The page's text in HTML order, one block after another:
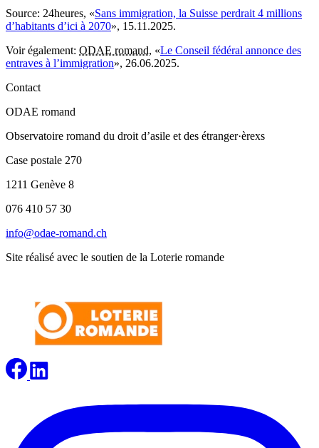
Source: 24heures, «Sans immigration, la Suisse perdrait 4 millions
d’habitants d’ici à 2070», 15.11.2025.
Voir également: ODAE romand, «Le Conseil fédéral annonce des
entraves à l’immigration», 26.06.2025.
Contact
ODAE romand
Observatoire romand du droit d’asile et des étranger·èrexs
Case postale 270
1211 Genève 8
076 410 57 30
info@odae-romand.ch
Site réalisé avec le soutien de la Loterie romande